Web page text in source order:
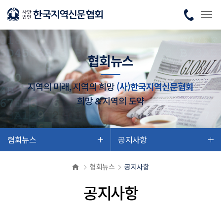
협회뉴스
지역의 미래, 지역의 희망(사)한국지역신문협회
희망 & 지역의 도약
협회뉴스 공지사항
협회뉴스 공지사항
공지사항